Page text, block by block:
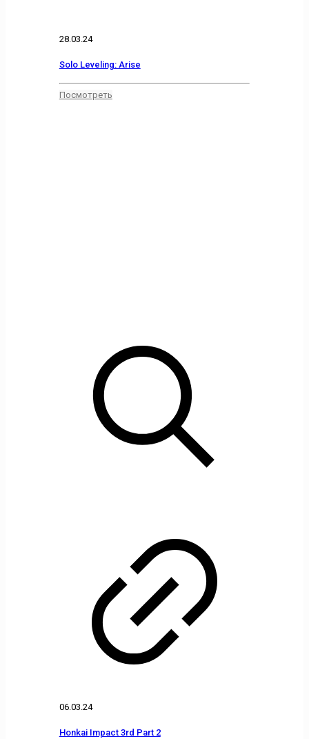
28.03.24
Solo Leveling: Arise
Посмотреть
06.03.24
Honkai Impact 3rd Part 2